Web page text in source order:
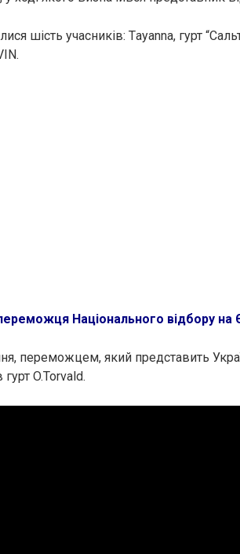
шість учасників: Тayanna, гурт
Національного відбору на
переможцем, який представить
O.Torvald.